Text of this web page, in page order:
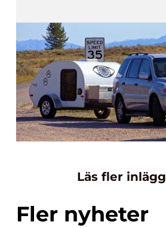
Läs fler
Fler nyheter